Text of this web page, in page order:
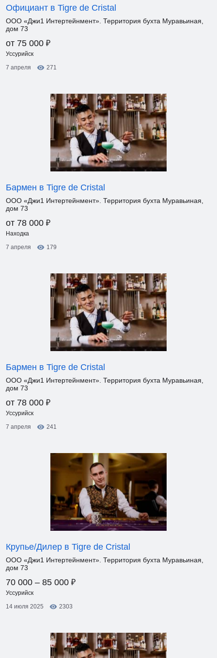
Официант в Tigre de Cristal
ООО «Джи1 Интертейнмент». Территория бухта Муравьиная,
дом 73
от 75 000 ₽
Уссурийск
7 апреля
271
Бармен в Tigre de Cristal
ООО «Джи1 Интертейнмент». Территория бухта Муравьиная,
дом 73
от 78 000 ₽
Находка
7 апреля
179
Бармен в Tigre de Cristal
ООО «Джи1 Интертейнмент». Территория бухта Муравьиная,
дом 73
от 78 000 ₽
Уссурийск
7 апреля
241
Крупье/Дилер в Tigre de Cristal
ООО «Джи1 Интертейнмент». Территория бухта Муравьиная,
дом 73
70 000 – 85 000 ₽
Уссурийск
14 июля 2025
2303